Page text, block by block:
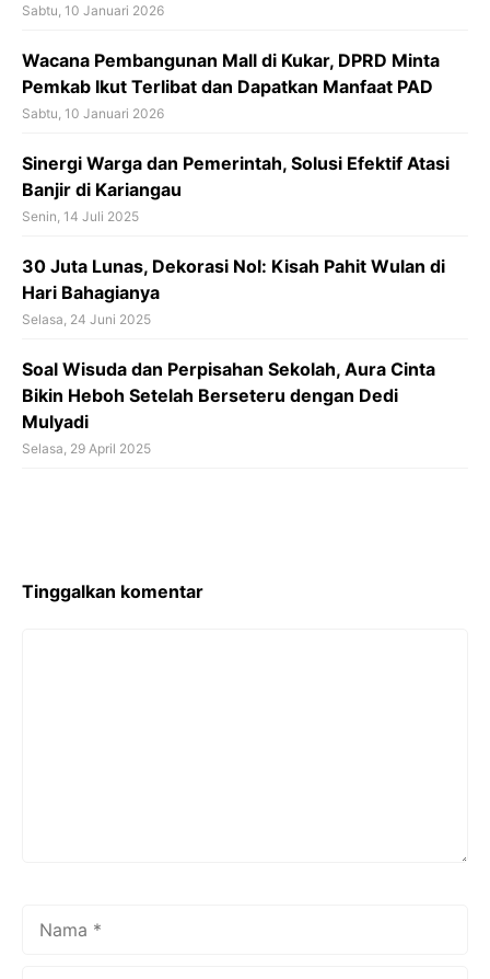
Sabtu, 10 Januari 2026
Wacana Pembangunan Mall di Kukar, DPRD Minta
Pemkab Ikut Terlibat dan Dapatkan Manfaat PAD
Sabtu, 10 Januari 2026
Sinergi Warga dan Pemerintah, Solusi Efektif Atasi
Banjir di Kariangau
Senin, 14 Juli 2025
30 Juta Lunas, Dekorasi Nol: Kisah Pahit Wulan di
Hari Bahagianya
Selasa, 24 Juni 2025
Soal Wisuda dan Perpisahan Sekolah, Aura Cinta
Bikin Heboh Setelah Berseteru dengan Dedi
Mulyadi
Selasa, 29 April 2025
Tinggalkan komentar